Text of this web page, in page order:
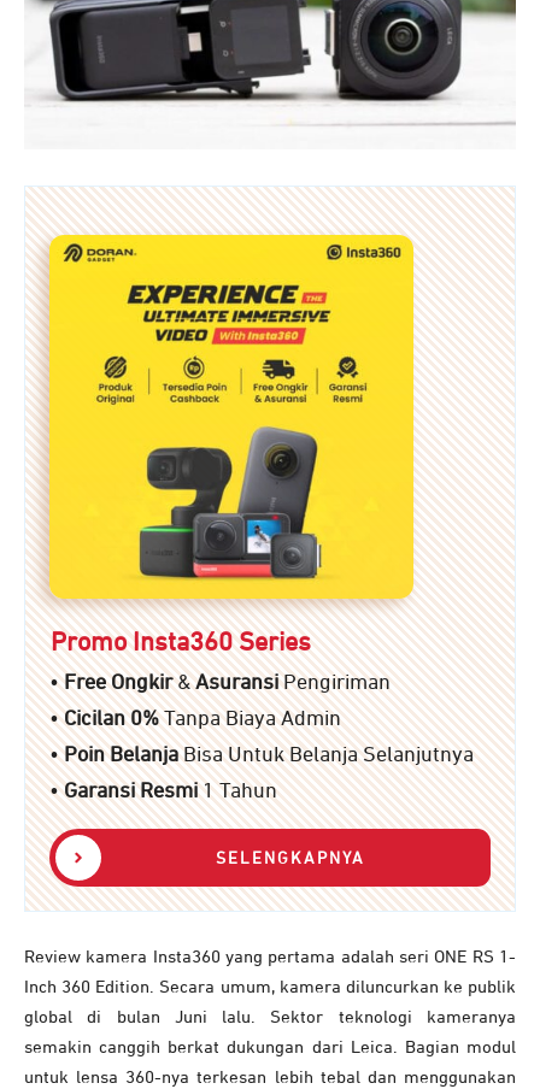
Promo Insta360 Series
•Free Ongkir&AsuransiPengiriman
•Cicilan 0%Tanpa Biaya Admin
•Poin BelanjaBisa Untuk Belanja Selanjutnya
•Garansi Resmi1 Tahun
SELENGKAPNYA
Review kamera Insta360 yang pertama adalah seri ONE RS 1-
Inch 360 Edition. Secara umum, kamera diluncurkan ke publik
global di bulan Juni lalu. Sektor teknologi kameranya
semakin canggih berkat dukungan dari Leica. Bagian modul
untuk lensa 360-nya terkesan lebih tebal dan menggunakan